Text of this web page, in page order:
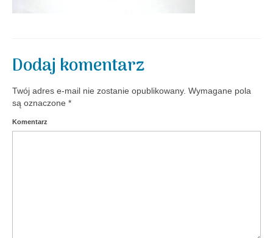
Dodaj komentarz
Twój adres e-mail nie zostanie opublikowany. Wymagane pola
są oznaczone *
Komentarz